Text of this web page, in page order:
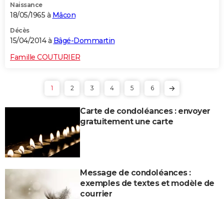
Naissance
18/05/1965 à Mâcon
Décès
15/04/2014 à Bâgé-Dommartin
Famille COUTURIER
1 2 3 4 5 6
Carte de condoléances : envoyer
gratuitement une carte
Message de condoléances :
exemples de textes et modèle de
courrier